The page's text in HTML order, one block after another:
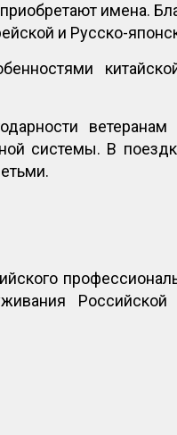
имена.
и Русско-
системы. В
Российской